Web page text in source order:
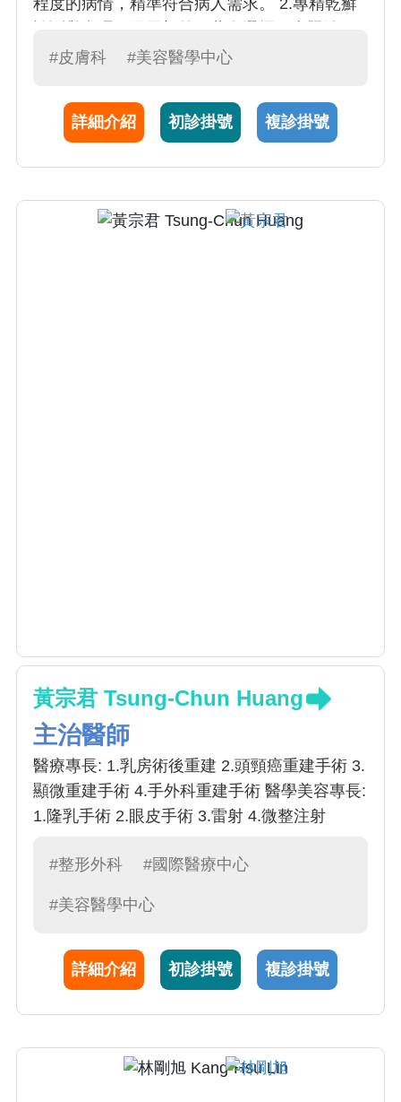
療，傳統口服用藥，進階到注射生物製劑，達
皮膚炎治療，包含非類固醇藥膏治療，濕膚療
法，系統性免疫調節劑與照光療法，特別是對
微到廣泛罹病狀況，選擇局部與系統性免疫調
節劑，搭配照光治療（傳統窄波紫外線B光與
#皮膚科 #美容醫學中心
詳細介紹 初診掛號 複診掛號
黃宗君 Tsung-Chun Huang
主治醫師
醫療專長: 1.乳房術後重建 2.頭頸癌重建手術 3.
顯微重建手術 4.手外科重建手術 醫學美容專長:
1.隆乳手術 2.眼皮手術 3.雷射 4.微整注射
#整形外科 #國際醫療中心
#美容醫學中心
詳細介紹 初診掛號 複診掛號